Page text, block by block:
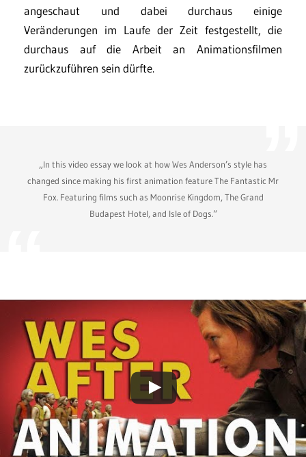
angeschaut und dabei durchaus einige
Veränderungen im Laufe der Zeit festgestellt, die
durchaus auf die Arbeit an Animationsfilmen
zurückzuführen sein dürfte.
„In this video essay we look at how Wes Anderson’s style has
changed since making his first animation feature The Fantastic Mr
Fox. Featuring films such as Moonrise Kingdom, The Grand
Budapest Hotel, and Isle of Dogs.“